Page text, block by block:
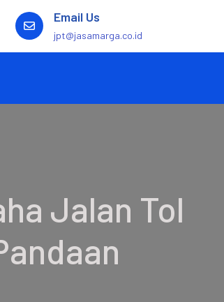
Email Us
jpt@jasamarga.co.id
Jalan Tol